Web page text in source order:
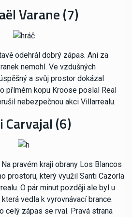
Varane (7)
odehrál dobrý zápas. Ani za
nemohl. Ve vzdušných
a svůj prostor dokázal
přímém kopu Kroose poslal Real
nebezpečnou akci Villarrealu.
Carvajal (6)
pravém kraji obrany Los Blancos
prostoru, který využil Santi Cazorla
O pár minut později ale byl u
vedla k vyrovnávací brance.
celý zápas se rval. Pravá strana